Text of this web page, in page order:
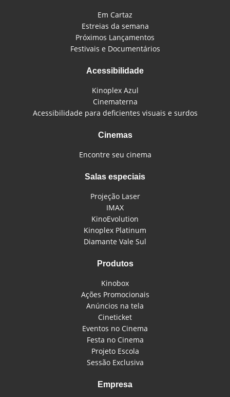
Em Cartaz
Estreias da semana
Próximos Lançamentos
Festivais e Documentários
Acessibilidade
Kinoplex Azul
Cinematerna
Acessibilidade para deficientes visuais e surdos
Cinemas
Encontre seu cinema
Salas especiais
Projeção Laser
IMAX
KinoEvolution
Kinoplex Platinum
Diamante Vale Sul
Produtos
Kinobox
Ações Promocionais
Anúncios na tela
Cineticket
Eventos no Cinema
Festa no Cinema
Projeto Escola
Sessão Exclusiva
Empresa